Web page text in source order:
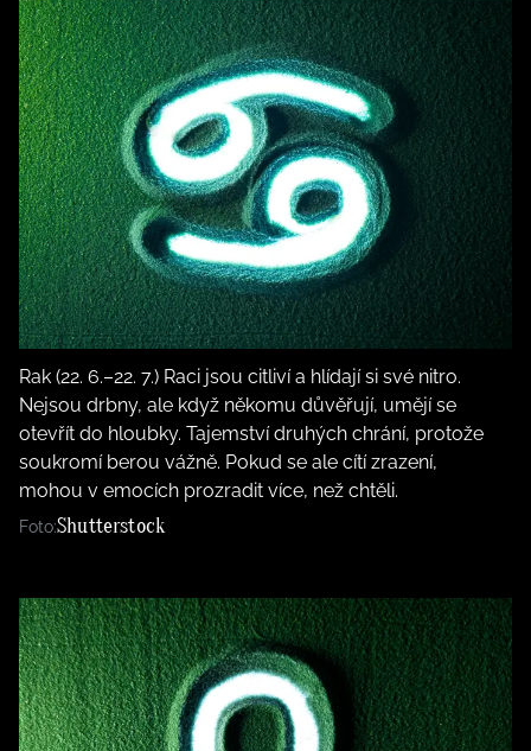
Rak (22. 6.–22. 7.) Raci jsou citliví a hlídají si své nitro.
Nejsou drbny, ale když někomu důvěřují, umějí se
otevřít do hloubky. Tajemství druhých chrání, protože
soukromí berou vážně. Pokud se ale cítí zrazení,
mohou v emocích prozradit více, než chtěli.
Foto:Shutterstock